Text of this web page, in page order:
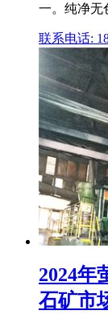
一。纯净无
联系电话:
2024年
石矿市